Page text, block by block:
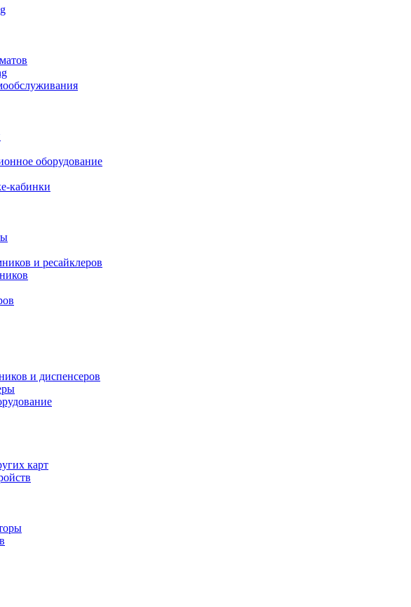
оборудование
кабинки
и ресайклеров
и диспенсеров
карт